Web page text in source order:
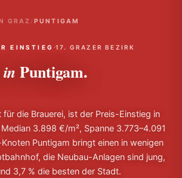
GRAZ /PUNTIGAM
EINSTIEG ·17. GRAZER BEZIRK
inPuntigam.
für die Brauerei, ist der Preis-Einstieg in
3.898 €/m², Spanne 3.773–4.091
Puntigam bringt einen in wenigen
die Neubau-Anlagen sind jung,
3,7 % die besten der Stadt.